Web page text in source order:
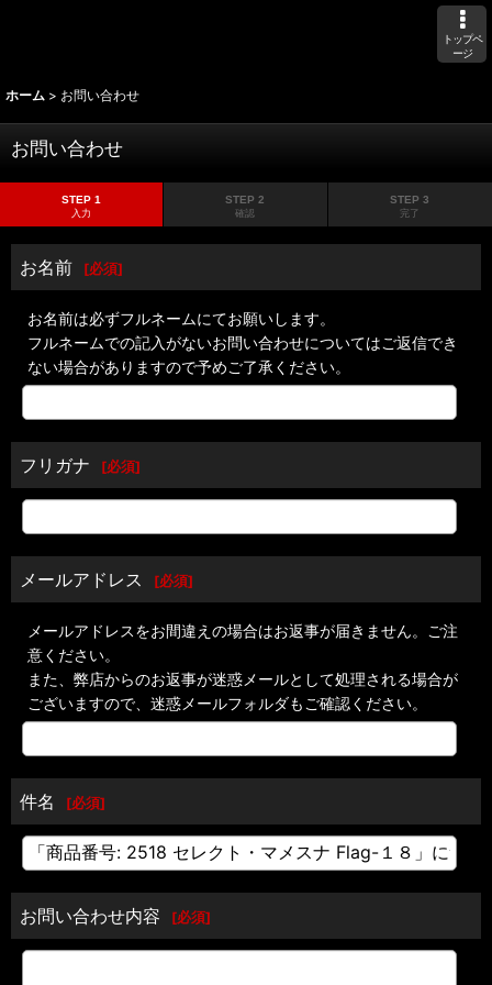
トップペ
ージ
ホーム > お問い合わせ
お問い合わせ
STEP 1
入力
STEP 2
確認
STEP 3
完了
お名前 [必須]
お名前は必ずフルネームにてお願いします。
フルネームでの記入がないお問い合わせについてはご返信でき
ない場合がありますので予めご了承ください。
フリガナ [必須]
メールアドレス [必須]
メールアドレスをお間違えの場合はお返事が届きません。ご注
意ください。
また、弊店からのお返事が迷惑メールとして処理される場合が
ございますので、迷惑メールフォルダもご確認ください。
件名 [必須]
お問い合わせ内容 [必須]